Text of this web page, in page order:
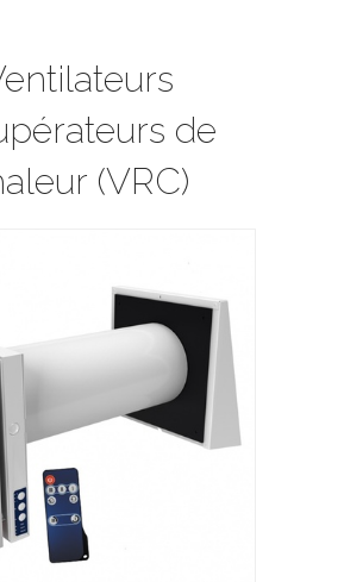
de
(VRC)